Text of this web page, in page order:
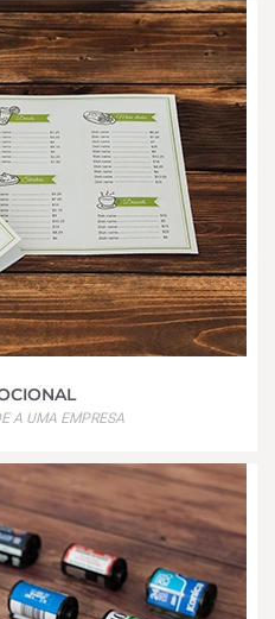
A UMA EMPRESA